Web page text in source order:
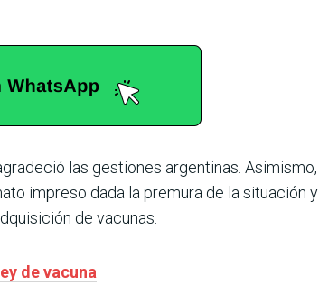
las gestiones argentinas. Asimismo,
impreso dada la premura de la situación y
de vacunas.
de vacuna